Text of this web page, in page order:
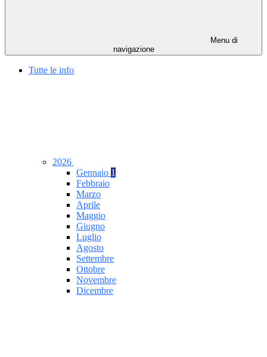
Menu di
navigazione
Tutte le info
2026
Gennaio 1
Febbraio
Marzo
Aprile
Maggio
Giugno
Luglio
Agosto
Settembre
Ottobre
Novembre
Dicembre